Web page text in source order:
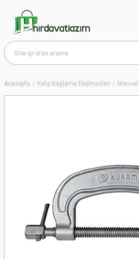
Anasayfa Kalıp Bağlama Ekipmanları Manuel